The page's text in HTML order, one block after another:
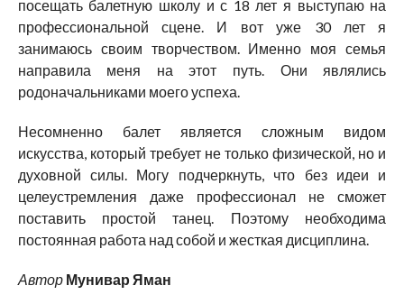
посещать балетную школу и с 18 лет я выступаю на
профессиональной сцене. И вот уже 30 лет я
занимаюсь своим творчеством. Именно моя семья
направила меня на этот путь. Они являлись
родоначальниками моего успеха.
Несомненно балет является сложным видом
искусства, который требует не только физической, но и
духовной силы. Могу подчеркнуть, что без идеи и
целеустремления даже профессионал не сможет
поставить простой танец. Поэтому необходима
постоянная работа над собой и жесткая дисциплина.
Автор Мунивар Яман